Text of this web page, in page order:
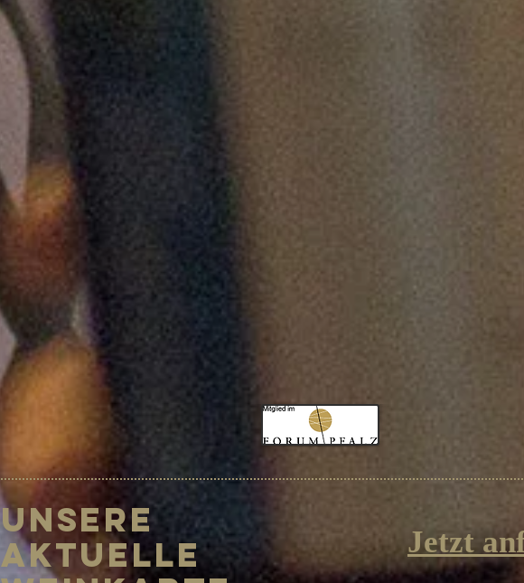
Unsere
Aktuelle
Jetzt